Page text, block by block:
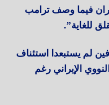
فيما وصف ترامب
للغاية”.
لم يستبعدا استئناف
الإيراني رغم